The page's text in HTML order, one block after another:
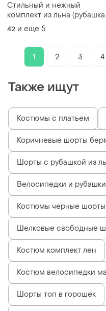
Стильный и нежный
комплект из льна (рубашка
и шорты)
42 и еще 5
1 2 3 4
Также ищут
Костюмы с платьем
Коричневые шорты
Шорты с рубашкой из
Велосипедки и рубашки
Костюмы черные шорты
Шелковые свободные
Костюм комплект лен
Костюм велосипедки
Шорты топ в горошек